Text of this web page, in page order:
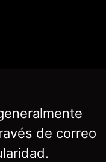
de correo